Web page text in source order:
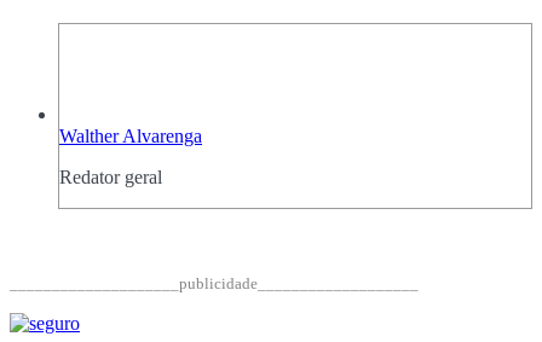
Walther Alvarenga
Redator geral
____________________publicidade___________________